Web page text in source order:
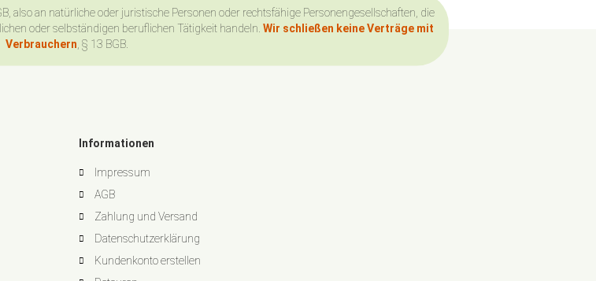
also an natürliche oder juristische Personen oder rechtsfähige Personengesellschaften, die
oder selbständigen beruflichen Tätigkeit handeln. Wir schließen keine Verträge mit
Verbrauchern , § 13 BGB.
Informationen
Impressum
AGB
Zahlung und Versand
Datenschutzerklärung
Kundenkonto erstellen